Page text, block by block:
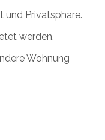
und Privatsphäre.
werden.
Wohnung